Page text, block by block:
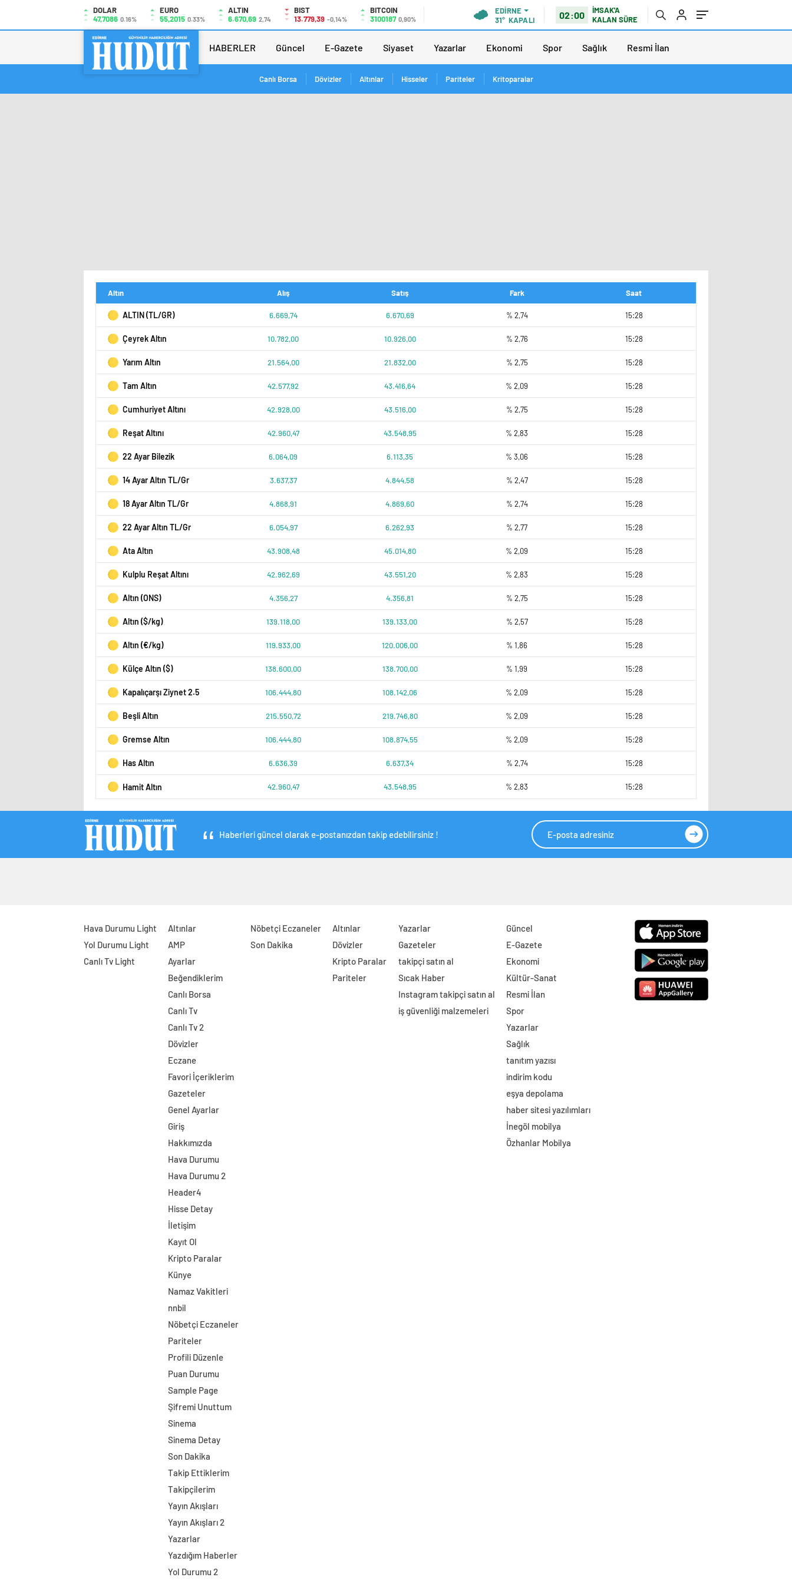
DOLAR
47,7086 0.16%
EURO
55,2015 0.33%
ALTIN
6.670,69 2,74
BIST
13.779,39 -0,14%
BITCOIN
3100187 0,90%
EDIRNE
31° KAPALI 02:00
İMSAK'A
KALAN SÜRE
HABERLER Güncel E-Gazete Siyaset Yazarlar Ekonomi Spor Sağlık Resmi İlan
Canlı Borsa Dövizler Altınlar Hisseler Pariteler Kritoparalar
Altın Alış Satış Fark Saat
ALTIN (TL/GR) 6.669,74 6.670,69 % 2,74 15:28
Çeyrek Altın 10.782,00 10.926,00 % 2,76 15:28
Yarım Altın 21.564,00 21.832,00 % 2,75 15:28
Tam Altın 42.577,92 43.416,64 % 2,09 15:28
Cumhuriyet Altını 42.928,00 43.516,00 % 2,75 15:28
Reşat Altını 42.960,47 43.548,95 % 2,83 15:28
22 Ayar Bilezik 6.064,09 6.113,35 % 3,06 15:28
14 Ayar Altın TL/Gr 3.637,37 4.844,58 % 2,47 15:28
18 Ayar Altın TL/Gr 4.868,91 4.869,60 % 2,74 15:28
22 Ayar Altın TL/Gr 6.054,97 6.262,93 % 2,77 15:28
Ata Altın 43.908,48 45.014,80 % 2,09 15:28
Kulplu Reşat Altını 42.962,69 43.551,20 % 2,83 15:28
Altın (ONS) 4.356,27 4.356,81 % 2,75 15:28
Altın ($/kg) 139.118,00 139.133,00 % 2,57 15:28
Altın (€/kg) 119.933,00 120.006,00 % 1,86 15:28
Külçe Altın ($) 138.600,00 138.700,00 % 1,99 15:28
Kapalıçarşı Ziynet 2.5 106.444,80 108.142,06 % 2,09 15:28
Beşli Altın 215.550,72 219.746,80 % 2,09 15:28
Gremse Altın 106.444,80 108.874,55 % 2,09 15:28
Has Altın 6.636,39 6.637,34 % 2,74 15:28
Hamit Altın 42.960,47 43.548,95 % 2,83 15:28
Haberleri güncel olarak e-postanızdan takip edebilirsiniz !
Hava Durumu Light
Yol Durumu Light
Canlı Tv Light
Altınlar
AMP
Ayarlar
Beğendiklerim
Canlı Borsa
Canlı Tv
Canlı Tv 2
Dövizler
Eczane
Favori İçeriklerim
Gazeteler
Genel Ayarlar
Giriş
Hakkımızda
Hava Durumu
Hava Durumu 2
Header4
Hisse Detay
İletişim
Kayıt Ol
Kripto Paralar
Künye
Namaz Vakitleri
nnbil
Nöbetçi Eczaneler
Pariteler
Profili Düzenle
Puan Durumu
Sample Page
Şifremi Unuttum
Sinema
Sinema Detay
Son Dakika
Takip Ettiklerim
Takipçilerim
Yayın Akışları
Yayın Akışları 2
Yazarlar
Yazdığım Haberler
Yol Durumu 2
Nöbetçi Eczaneler
Son Dakika
Altınlar
Dövizler
Kripto Paralar
Pariteler
Yazarlar
Gazeteler
takipçi satın al
Sıcak Haber
Instagram takipçi satın al
iş güvenliği malzemeleri
Güncel
E-Gazete
Ekonomi
Kültür-Sanat
Resmi İlan
Spor
Yazarlar
Sağlık
tanıtım yazısı
indirim kodu
eşya depolama
haber sitesi yazılımları
İnegöl mobilya
Özhanlar Mobilya